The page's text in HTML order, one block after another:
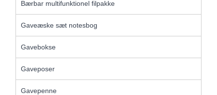
Bærbar multifunktionel filpakke
Gaveæske sæt notesbog
Gavebokse
Gaveposer
Gavepenne